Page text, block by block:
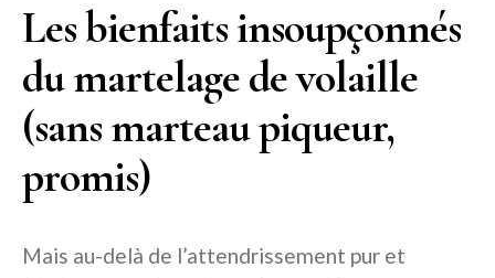
Les bienfaits insoupçonnés
du martelage de volaille
(sans marteau piqueur,
promis)
Mais au-delà de l’attendrissement pur et